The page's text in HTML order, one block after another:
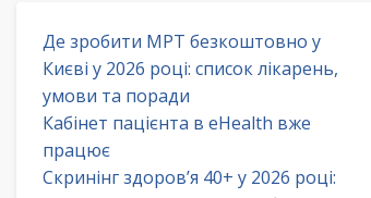
Де зробити МРТ безкоштовно у
Києві у 2026 році: список лікарень,
умови та поради
Кабінет пацієнта в eHealth вже
працює
Скринінг здоров’я 40+ у 2026 році: